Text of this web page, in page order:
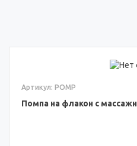
Артикул: POMP
Помпа на флакон с